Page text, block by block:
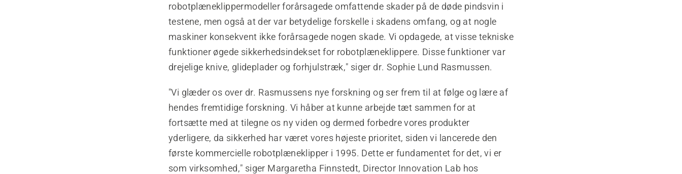
robotplæneklippermodeller forårsagede omfattende skader på de døde pindsvin i
testene, men også at der var betydelige forskelle i skadens omfang, og at nogle
maskiner konsekvent ikke forårsagede nogen skade. Vi opdagede, at visse tekniske
funktioner øgede sikkerhedsindekset for robotplæneklippere. Disse funktioner var
drejelige knive, glideplader og forhjulstræk," siger dr. Sophie Lund Rasmussen.
"Vi glæder os over dr. Rasmussens nye forskning og ser frem til at følge og lære af
hendes fremtidige forskning. Vi håber at kunne arbejde tæt sammen for at
fortsætte med at tilegne os ny viden og dermed forbedre vores produkter
yderligere, da sikkerhed har været vores højeste prioritet, siden vi lancerede den
første kommercielle robotplæneklipper i 1995. Dette er fundamentet for det, vi er
som virksomhed," siger Margaretha Finnstedt, Director Innovation Lab hos